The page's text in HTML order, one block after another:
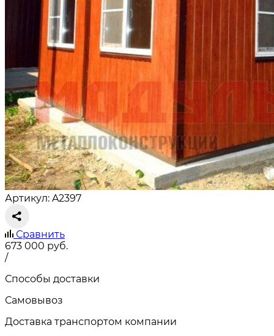
Артикул: A2397
Сравнить
673 000 руб.
/
Способы доставки
Самовывоз
Доставка транспортом компании